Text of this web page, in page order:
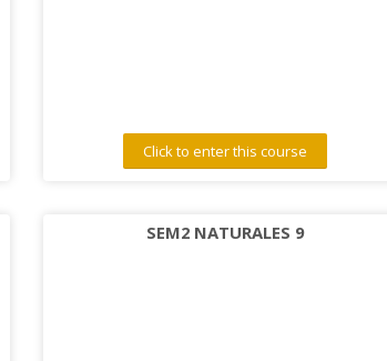
Click to enter this course
SEM2 NATURALES 9